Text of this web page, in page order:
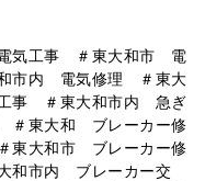
気工事 ＃東大和市 電
市内 電気修理 ＃東大
事 ＃東大和市内 急ぎ
東大和 ブレーカー修
大和市 ブレーカー修
和市内 ブレーカー交